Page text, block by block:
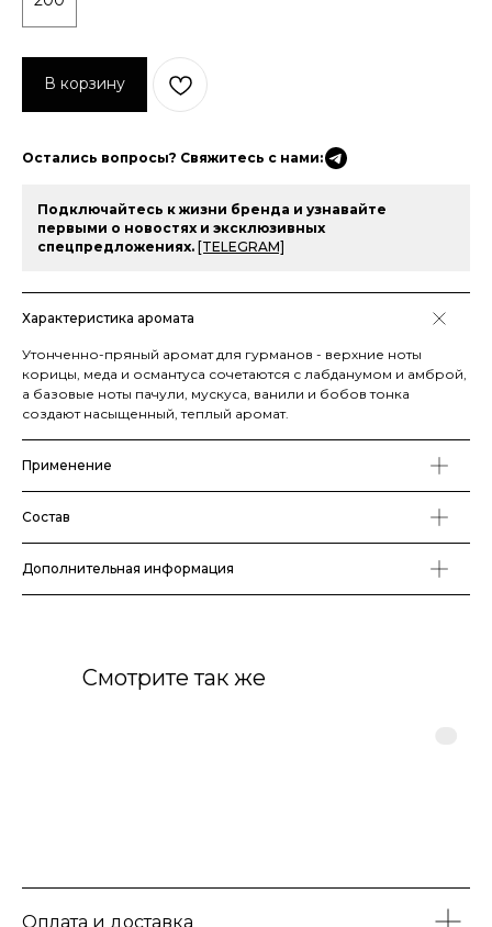
В корзину
Остались вопросы? Свяжитесь с нами:
Подключайтесь к жизни бренда и узнавайте
первыми о новостях и эксклюзивных
спецпредложениях. [TELEGRAM]
Характеристика аромата
Утонченно-пряный аромат для гурманов - верхние ноты
корицы, меда и османтуса сочетаются с лабданумом и амброй,
а базовые ноты пачули, мускуса, ванили и бобов тонка
создают насыщенный, теплый аромат.
Применение
Состав
Дополнительная информация
Смотрите так же
Оплата и доставка